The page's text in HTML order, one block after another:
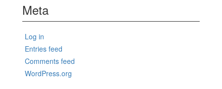
Meta
Log in
Entries feed
Comments feed
WordPress.org